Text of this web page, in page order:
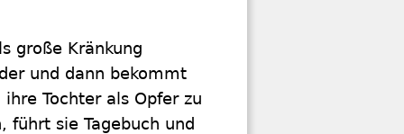
große Kränkung
und dann bekommt
Tochter als Opfer zu
führt sie Tagebuch und